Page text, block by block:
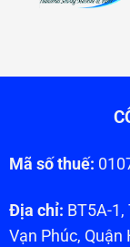
Mã số thuế:
Địa chỉ: BT5A-
Vạn Phúc,